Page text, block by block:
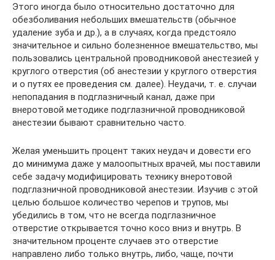
Этого иногда было относительно достаточно для
обезболивания небольших вмешательств (обычное
удаление зуба и др.), а в случаях, когда предстояло
значительное и сильно болезненное вмешательство, мы
пользовались центральной проводниковой анестезией у
круглого отверстия (об анестезии у круглого отверстия
и о путях ее проведения см. далее). Неудачи, т. е. случаи
непопадания в подглазничный канал, даже при
внеротовой методике подглазничной проводниковой
анестезии бывают сравнительно часто.
Желая уменьшить процент таких неудач и довести его
до минимума даже у малоопытных врачей, мы поставили
себе задачу модифицировать технику внеротовой
подглазничной про­водниковой анестезии. Изучив с этой
целью большое количество черепов и трупов, мы
убедились в том, что не всегда подглазничное
отверстие открывается точно косо вниз и внутрь. В
значительном проценте случаев это отверстие
направлено либо только внутрь, либо, чаще, почти